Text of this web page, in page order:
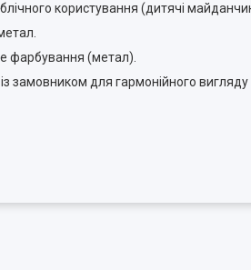
користування (дитячі
фарбування (метал).
замовником для гармонійного